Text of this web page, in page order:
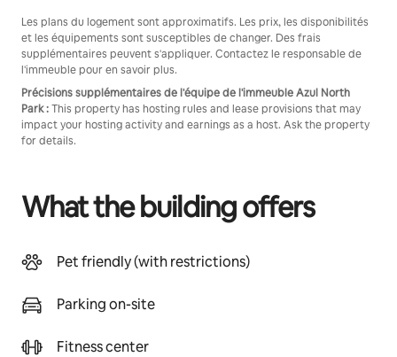
Les plans du logement sont approximatifs. Les prix, les disponibilités
et les équipements sont susceptibles de changer. Des frais
supplémentaires peuvent s'appliquer. Contactez le responsable de
l'immeuble pour en savoir plus.
Précisions supplémentaires de l'équipe de l'immeuble Azul North
Park :This property has hosting rules and lease provisions that may
impact your hosting activity and earnings as a host. Ask the property
for details.
What the building offers
Pet friendly (with restrictions)
Parking on-site
Fitness center